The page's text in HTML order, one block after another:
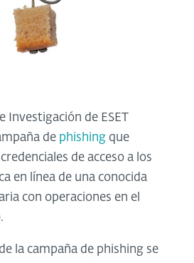
Investigación de ESET
de phishing que
de acceso a los
en línea de una conocida
con operaciones en el
la campaña de phishing se